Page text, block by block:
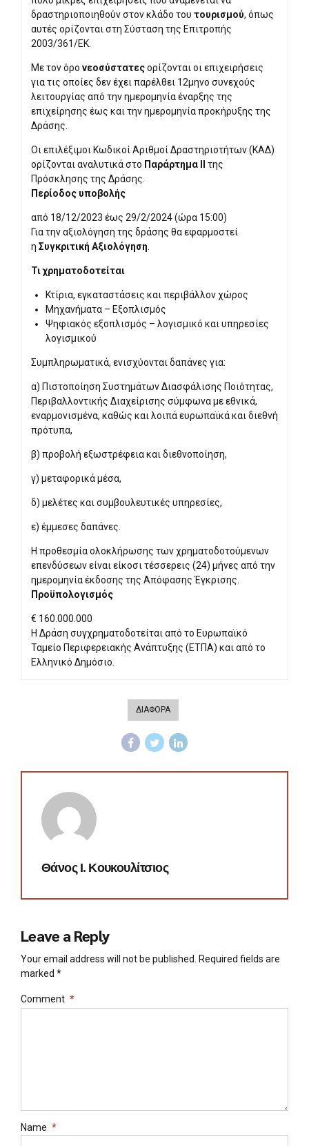
δραστηριοποιηθούν στον κλάδο του τουρισμού, όπως
αυτές ορίζονται στη Σύσταση της Επιτροπής
2003/361/ΕΚ.
Με τον όρο νεοσύστατεςορίζονται οι επιχειρήσεις
για τις οποίες δεν έχει παρέλθει 12μηνο συνεχούς
λειτουργίας από την ημερομηνία έναρξης της
επιχείρησης έως και την ημερομηνία προκήρυξης της
Δ​ράσης.
Οι επιλέξιμοι Kωδικοί Aριθμοί Δραστηριοτήτων (ΚΑΔ)
ορίζονται αναλυτικά στο Παράρτημα ΙΙ
της
Πρόσκλησης της Δράσης.​
Περίοδος υποβολής
από 18/12/2023 έως 29/2/2024 (ώρα 15:00)
Για την αξιολόγηση της δράσης θα εφαρμοστεί
η Συγκριτική Αξιολόγηση
Τι χρηματοδοτείται
Κτίρια, εγκαταστάσεις και περιβάλλον χώρος
Μηχανήματα – Εξοπλισμός
Ψηφιακός εξοπλισμός – λογισμικό και υπηρεσίες
λογισμικού
Συμπληρωματικά, ενισχύονται δαπάνες για:
α) Πιστοποίηση Συστημάτων Διασφάλισης Ποιότητας,
Περιβαλλοντικής Διαχείρισης σύμφωνα με εθνικά,
εναρμονισμένα, καθώς και λοιπά ευρωπαϊκά και διεθνή
πρότυπα,
β) προβολή εξωστρέφεια και διεθνοποίηση,
γ) μεταφορικά μέσα,
δ) μελέτες και συμβουλευτικές υπηρεσίες,
ε) έμμεσες δαπάνες.
Η προθεσμία ολοκλήρωσης των χρηματοδοτούμενων
επενδύσεων είναι είκοσι τέσσερεις (24) μήνες από την
ημερομηνία έκδοσης της Απόφασης Έγκρισης.
Προϋπολογισμός
€ 160.000.000
Η Δράση συγχρηματοδοτείται από το Ευρωπαϊκό
Ταμείο Περιφερειακής Ανάπτυξης (ΕΤΠΑ) και από το
Ελληνικό Δημόσιο.​
ΔΙΑΦΟΡΑ
Θάνος Ι. Κουκουλίτσιος
Leave a Reply
Your email address will not be published. Required fields are
marked *
Comment *
Name *